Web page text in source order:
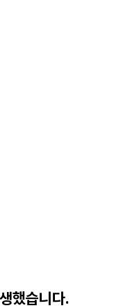
했습니다.